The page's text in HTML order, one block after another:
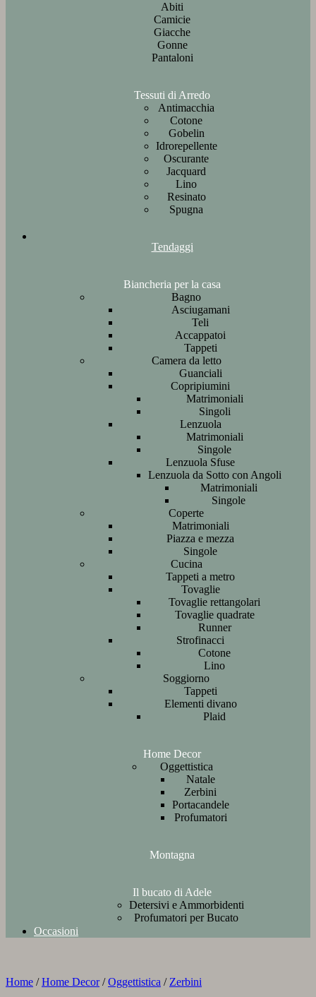
Abiti
Camicie
Giacche
Gonne
Pantaloni
Tessuti di Arredo
Antimacchia
Cotone
Gobelin
Idrorepellente
Oscurante
Jacquard
Lino
Resinato
Spugna
Tendaggi
Biancheria per la casa
Bagno
Asciugamani
Teli
Accappatoi
Tappeti
Camera da letto
Guanciali
Copripiumini
Matrimoniali
Singoli
Lenzuola
Matrimoniali
Singole
Lenzuola Sfuse
Lenzuola da Sotto con Angoli
Matrimoniali
Singole
Coperte
Matrimoniali
Piazza e mezza
Singole
Cucina
Tappeti a metro
Tovaglie
Tovaglie rettangolari
Tovaglie quadrate
Runner
Strofinacci
Cotone
Lino
Soggiorno
Tappeti
Elementi divano
Plaid
Home Decor
Oggettistica
Natale
Zerbini
Portacandele
Profumatori
Montagna
Il bucato di Adele
Detersivi e Ammorbidenti
Profumatori per Bucato
Occasioni
Home / Home Decor / Oggettistica / Zerbini